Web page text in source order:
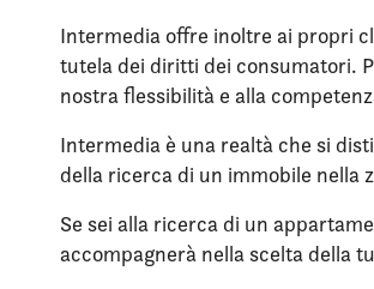
Intermedia offre inoltre ai propri
tutela dei diritti dei consumatori.
nostra flessibilità e alla
Intermedia è una realtà che si
della ricerca di un immobile nella
Se sei alla ricerca di un
accompagnerà nella scelta della